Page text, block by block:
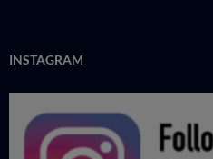
INSTAGRAM